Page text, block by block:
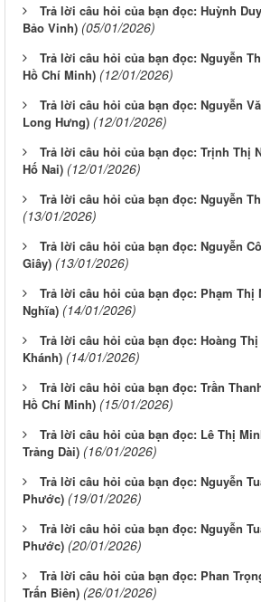
Trả lời câu hỏi của bạn đọc: Huỳnh
Bảo Vinh) (05/01/2026)
Trả lời câu hỏi của bạn đọc: Nguyễn
Hồ Chí Minh) (12/01/2026)
Trả lời câu hỏi của bạn đọc: Nguyễn
Long Hưng) (12/01/2026)
Trả lời câu hỏi của bạn đọc: Trịnh Thị
Hố Nai) (12/01/2026)
Trả lời câu hỏi của bạn đọc: Nguyễn
(13/01/2026)
Trả lời câu hỏi của bạn đọc: Nguyễn
Giây) (13/01/2026)
Trả lời câu hỏi của bạn đọc: Phạm Thị
Nghĩa) (14/01/2026)
Trả lời câu hỏi của bạn đọc: Hoàng
Khánh) (14/01/2026)
Trả lời câu hỏi của bạn đọc: Trần
Hồ Chí Minh) (15/01/2026)
Trả lời câu hỏi của bạn đọc: Lê Thị
Trảng Dài) (16/01/2026)
Trả lời câu hỏi của bạn đọc: Nguyễn
Phước) (19/01/2026)
Trả lời câu hỏi của bạn đọc: Nguyễn
Phước) (20/01/2026)
Trả lời câu hỏi của bạn đọc: Phan
Trấn Biên) (26/01/2026)